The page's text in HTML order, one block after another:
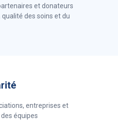
et donateurs
des soins et du
entreprises et
équipes